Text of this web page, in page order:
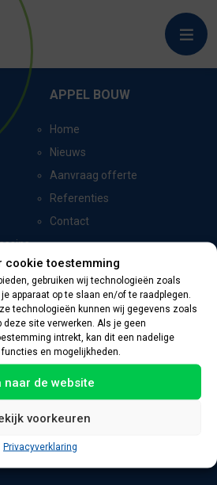
cookie toestemming
gebruiken wij technologieën zoals
apparaat op te slaan en/of te raadplegen.
technologieën kunnen wij gegevens zoals
deze site verwerken. Als je geen
intrekt, kan dit een nadelige
en mogelijkheden.
naar de website
voorkeuren
Privacyverklaring
APPEL BOUW
Home
Nieuws
Aanvraag offerte
Referenties
Contact
CONTACTGEGEVENS
Oevers 11
8331 VC Steenwijk
Nederland
info@appelbouw.nl